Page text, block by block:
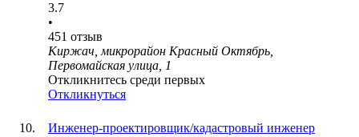
3.7
•
451 отзыв
Киржач, микрорайон Красный Октябрь,
Первомайская улица, 1
Откликнитесь среди первых
Откликнуться
Инженер-проектировщик/кадастровый инженер